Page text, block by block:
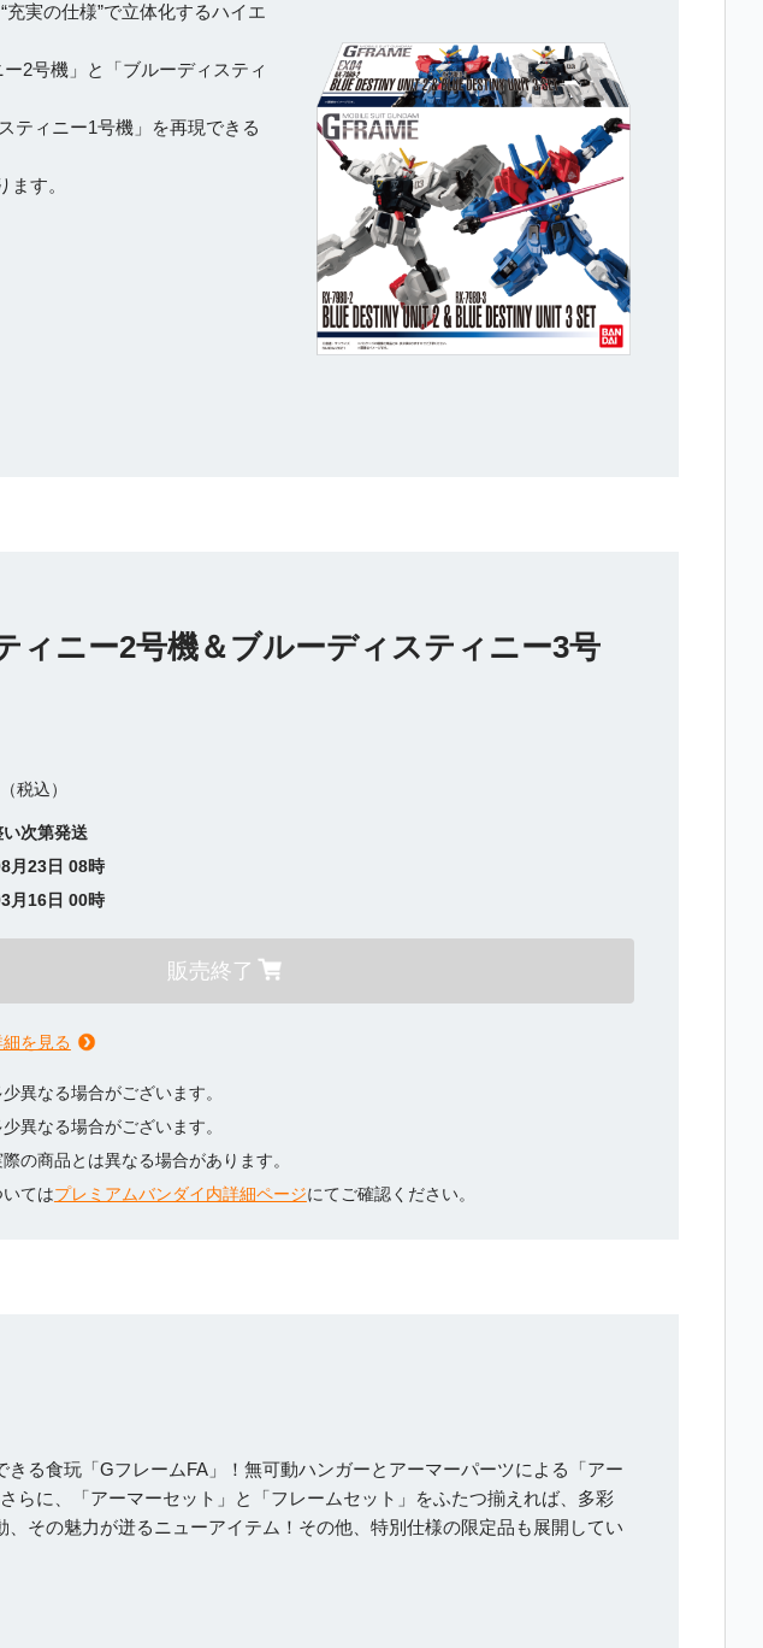
実の仕様”で立体化するハイエ
2号機」と「ブルーディスティ
ティニー1号機」を再現できる
す。
ィニー2号機＆ブルーディスティニー3号
税込）
次第発送
月23日 08時
月16日 00時
販売終了
を見る
異なる場合がございます。
異なる場合がございます。
の商品とは異なる場合があります。
てはプレミアムバンダイ内詳細ページにてご確認ください。
きる食玩「GフレームFA」！無可動ハンガーとアーマーパーツによる「アー
さらに、「アーマーセット」と「フレームセット」をふたつ揃えれば、多彩
その魅力が迸るニューアイテム！ その他、特別仕様の限定品も展開してい